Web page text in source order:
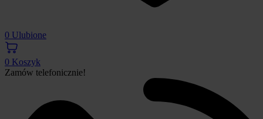
0 Ulubione
0 Koszyk
Zamów telefonicznie!